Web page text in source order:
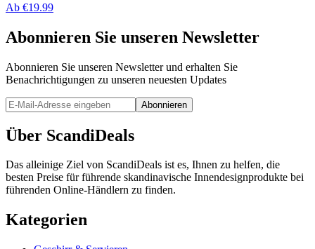
Ab €19.99
Abonnieren Sie unseren Newsletter
Abonnieren Sie unseren Newsletter und erhalten Sie
Benachrichtigungen zu unseren neuesten Updates
Abonnieren
Über ScandiDeals
Das alleinige Ziel von ScandiDeals ist es, Ihnen zu helfen, die
besten Preise für führende skandinavische Innendesignprodukte bei
führenden Online-Händlern zu finden.
Kategorien